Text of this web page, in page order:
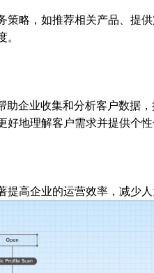
略，如推荐相关产品、提
企业收集和分析客户数据
地理解客户需求并提供个性
高企业的运营效率，减少人